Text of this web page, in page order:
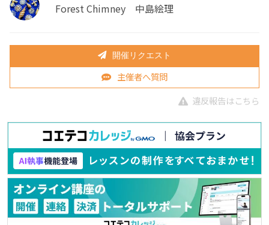
Forest Chimney 中島絵理
開催リクエスト
主催者へ質問
違反報告はこちら